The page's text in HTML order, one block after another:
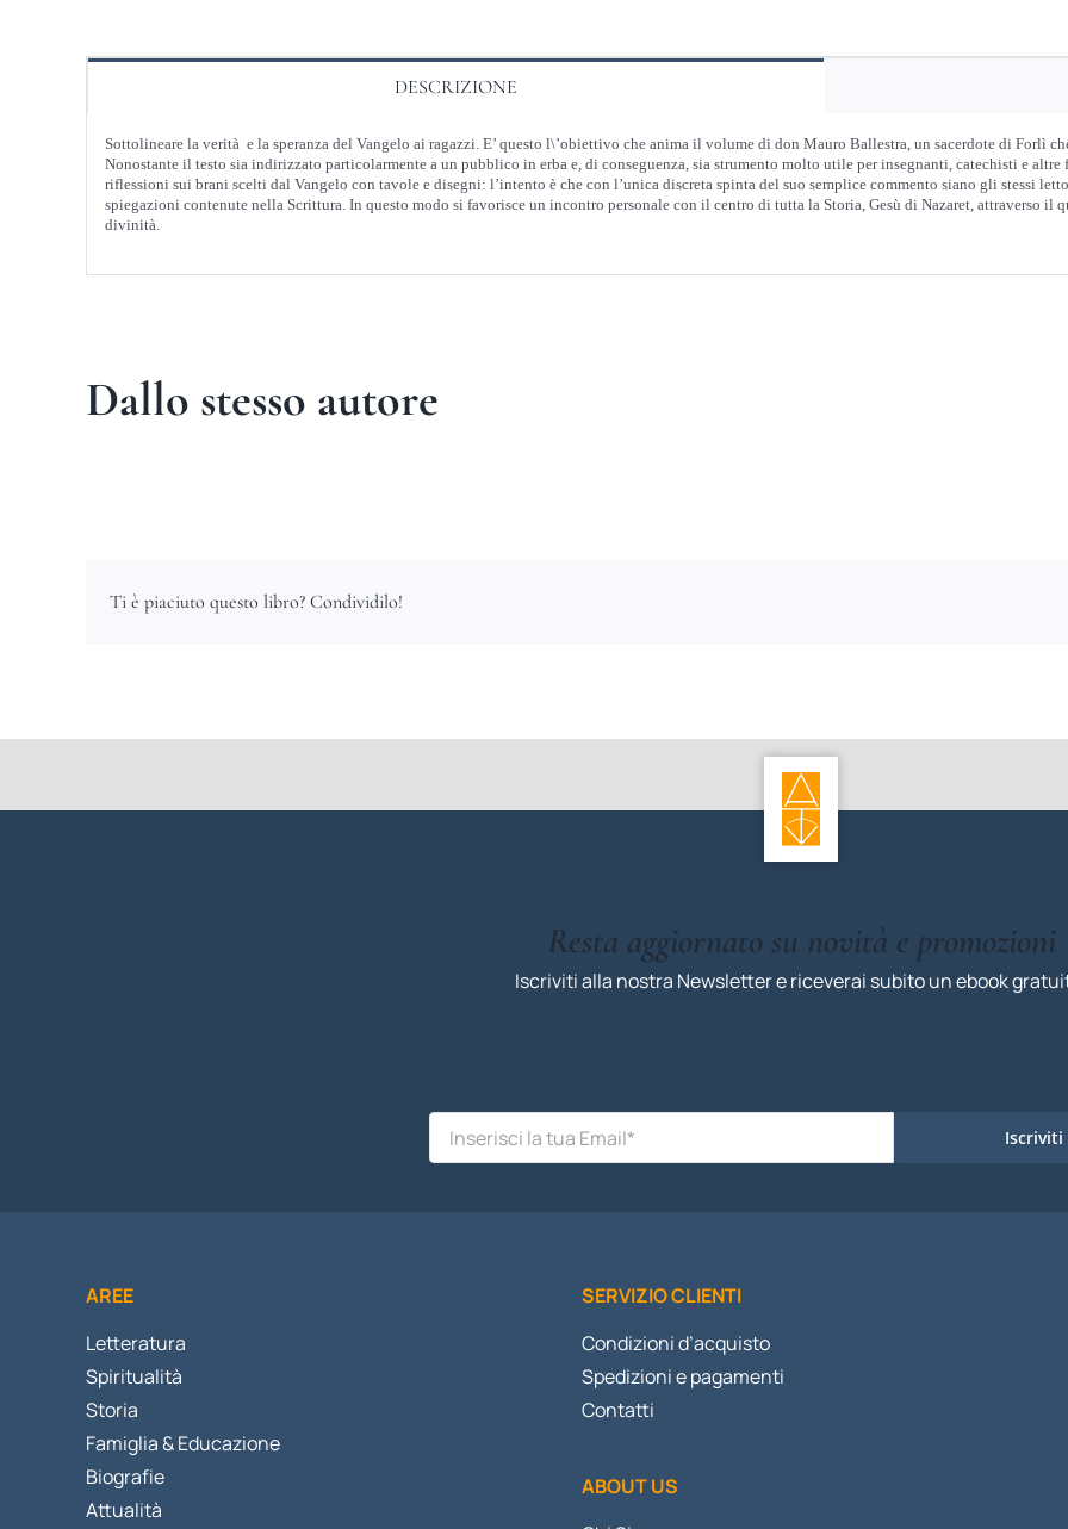
DESCRIZIONE
Sottolineare la verità e la speranza del Vangelo ai ragazzi. E’ questo l\’obiettivo che anima il volume di don Mauro Ballestra, un sacerdote di Forlì
Nonostante il testo sia indirizzato particolarmente a un pubblico in erba e, di conseguenza, sia strumento molto utile per insegnanti, catechisti e
riflessioni sui brani scelti dal Vangelo con tavole e disegni: l’intento è che con l’unica discreta spinta del suo semplice commento siano gli stessi
spiegazioni contenute nella Scrittura. In questo modo si favorisce un incontro personale con il centro di tutta la Storia, Gesù di Nazaret, attraverso il
divinità.
Dallo stesso autore
Ti è piaciuto questo libro? Condividilo!
Resta aggiornato su novità e promozioni
Iscriviti alla nostra Newsletter e riceverai subito un ebook
Iscriviti
AREE
Letteratura
Spiritualità
Storia
Famiglia & Educazione
Biografie
Attualità
SERVIZIO CLIENTI
Condizioni d’acquisto
Spedizioni e pagamenti
Contatti
ABOUT US